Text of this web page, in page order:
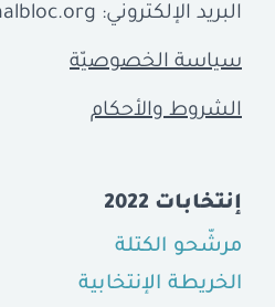
البريد الإلكتروني:
سياسة الخصوصيّة
الشروط والأحكام
إنتخابات 2022
مرشّحو الكتلة
الخريطة الإنتخابية